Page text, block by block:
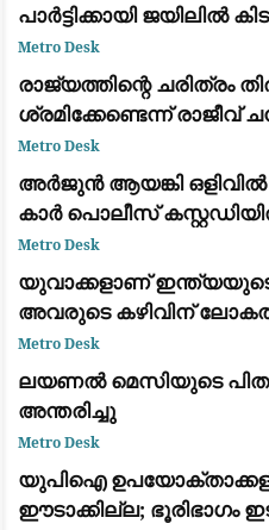
പാർട്ടിക്കായി ജയിലിൽ
ജയരാജന്
Metro Desk
രാജ്യത്തിന്റെ ചരിത്രം
ശ്രമിക്കേണ്ടെന്ന് രാജീവ്
ചോദ്യ വിവാദത്തിൽ
Metro Desk
അർജുൻ ആയങ്കി
കാർ പൊലീസ്
Metro Desk
യുവാക്കളാണ് ഇന്ത്യയുടെ
അവരുടെ കഴിവിന്
രാഹുൽ ഗാന്ധി
Metro Desk
ലയണൽ മെസിയുടെ
അന്തരിച്ചു
Metro Desk
യുപിഐ
ഈടാക്കില്ല; ഭൂരിഭാഗം